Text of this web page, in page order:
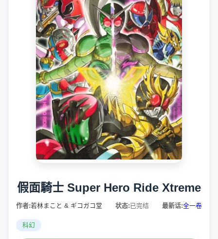
假面騎士 Super Hero Ride Xtreme
作者:若林まこと & ギコガコ堂 状态:已完结 最新话:全一卷
科幻